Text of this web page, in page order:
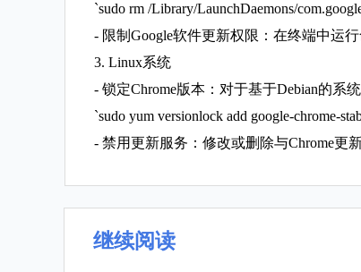
`sudo rm /Library/LaunchDaemons/
- 限制Google软件更新权限：在终端中运行
3. Linux系统
- 锁定Chrome版本：对于基于Debian的系
`sudo yum versionlock add google-chrome-
- 禁用更新服务：修改或删除与Chrome更
继续阅读